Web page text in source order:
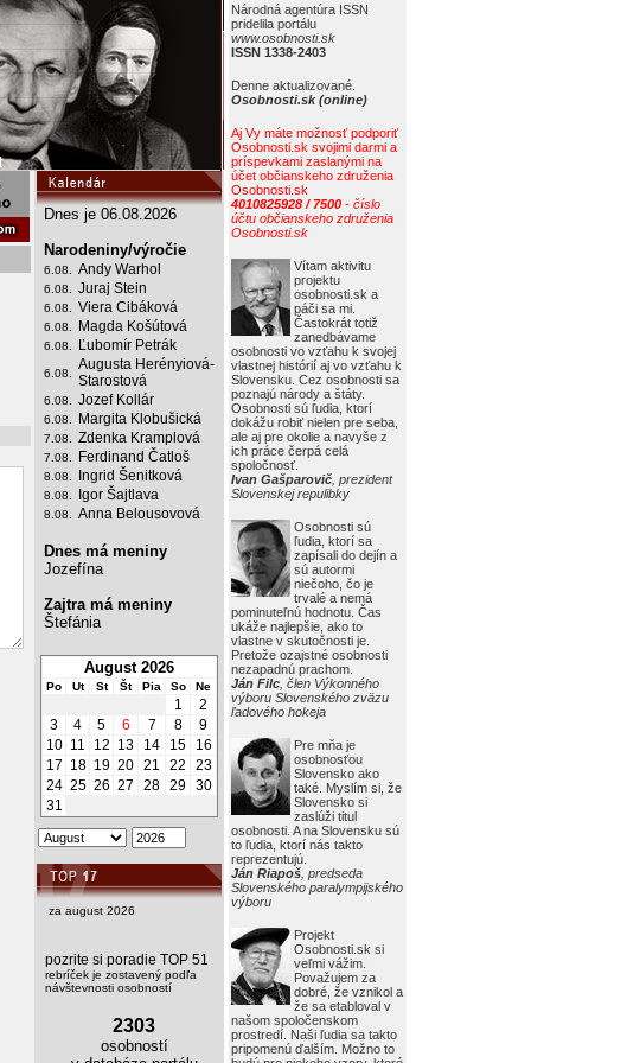
Národná agentúra ISSN
pridelila portálu
www.osobnosti.sk
ISSN 1338-2403
Denne aktualizované.
Osobnosti.sk (online)
Aj Vy máte možnosť podporiť
Osobnosti.sk svojimi darmi a
príspevkami zaslanými na
účet občianskeho združenia
Osobnosti.sk
4010825928 / 7500 - číslo
účtu občianskeho združenia
Osobnosti.sk
Vítam aktivitu
projektu
osobnosti.sk a
páči sa mi.
Častokrát totiž
zanedbávame
osobnosti vo vzťahu k svojej
vlastnej histórií aj vo vzťahu k
Slovensku. Cez osobnosti sa
poznajú národy a štáty.
Osobnosti sú ľudia, ktorí
dokážu robiť nielen pre seba,
ale aj pre okolie a navyše z
ich práce čerpá celá
spoločnosť.
Ivan Gašparovič , prezident
Slovenskej repulibky
Osobnosti sú
ľudia, ktorí sa
zapísali do dejín a
sú autormi
niečoho, čo je
trvalé a nemá
pominuteľnú hodnotu. Čas
ukáže najlepšie, ako to
vlastne v skutočnosti je.
Pretože ozajstné osobnosti
nezapadnú prachom.
Ján Filc , člen Výkonného
výboru Slovenského zväzu
ľadového hokeja
Pre mňa je
osobnosťou
Slovensko ako
také. Myslím si, že
Slovensko si
zaslúži titul
osobnosti. A na Slovensku sú
to ľudia, ktorí nás takto
reprezentujú.
Ján Riapoš , predseda
Slovenského paralympijského
výboru
Projekt
Osobnosti.sk si
veľmi vážim.
Považujem za
dobré, že vznikol a
že sa etabloval v
našom spoločenskom
prostredí. Naši ľudia sa takto
pripomenú ďalším. Možno to
Dnes je 06.08.2026
Narodeniny/výročie
6.08. Andy Warhol
6.08. Juraj Stein
6.08. Viera Cibáková
6.08. Magda Košútová
6.08. Ľubomír Petrák
6.08.
Augusta Herényiová-
Starostová
6.08. Jozef Kollár
6.08. Margita Klobušická
7.08. Zdenka Kramplová
7.08. Ferdinand Čatloš
8.08. Ingrid Šenitková
8.08. Igor Šajtlava
8.08. Anna Belousovová
Dnes má meniny
Jozefína
Zajtra má meniny
Štefánia
August 2026
Po Ut St Št Pia So Ne
1
2
3
4 5 6 7 8
9
10 11 12 13 14 15
16
17 18 19 20 21 22
23
24 25 26 27 28 29 30
31
za august 2026
pozrite si poradie TOP 51
rebríček je zostavený podľa
návštevnosti osobností
2303
osobností